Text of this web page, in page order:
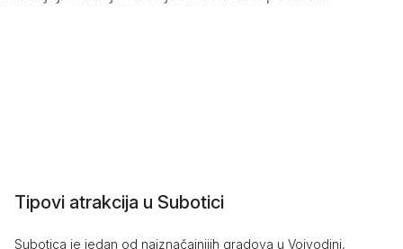
Tipovi atrakcija u Subotici
Subotica je jedan od najznačajnijih gradova u Vojvodini,